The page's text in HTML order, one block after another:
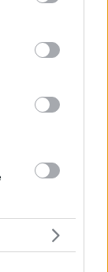
tags to
below Google
Κουβαρά:
και